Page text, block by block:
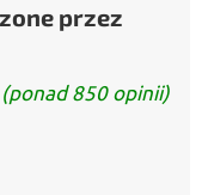
przez
850 opinii)